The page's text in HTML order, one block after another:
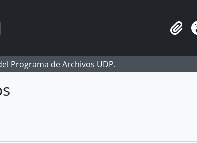
Programa de Archivos UDP.